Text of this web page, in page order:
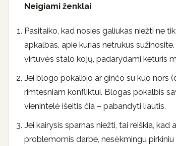
Neigiami ženklai
Pasitaiko, kad nosies galiukas niežti ne
apkalbas, apie kurias netrukus
virtuvės stalo kojų, padarydami keturis
Jei blogo pokalbio ar ginčo su kuo nors
rimtesniam konfliktui. Blogas pokalbis
vienintelė išeitis čia – pabandyti liautis.
Jei kairysis sparnas niežti, tai reiškia,
problemomis darbe, nesėkmingu